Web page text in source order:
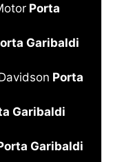
Porta
Garibaldi
Porta
Garibaldi
Garibaldi